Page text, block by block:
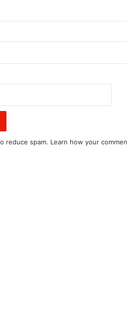
reduce spam. Learn how your